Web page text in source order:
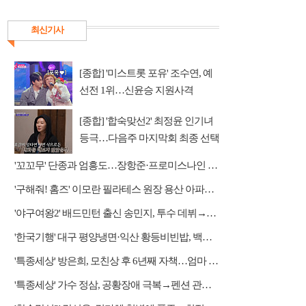
최신기사
[종합] '미스트롯 포유' 조수연, 예
선전 1위…신윤승 지원사격
[종합] '합숙맞선2' 최정윤 인기녀
등극…다음주 마지막회 최종 선택
'꼬꼬무' 단종과 엄흥도…장항준·프로미스나인 이채영·적재 게스트 출연
'구해줘! 홈즈' 이모란 필라테스 원장 용산 아파트 방문…냄비뚜껑 운동법 소개
'야구여왕2' 배드민턴 출신 송민지, 투수 데뷔→장수영 반등 예고
'한국기행' 대구 평양냉면·익산 황등비빈밥, 백년 식당의 대물림 맛
'특종세상' 방은희, 모친상 후 6년째 자책…엄마 향한 그리움 근황
'특종세상' 가수 정삼, 공황장애 극복→펜션 관리자 근황